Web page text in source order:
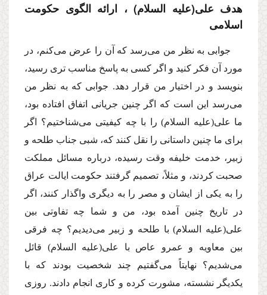
هدف على(علیه السلام) ، ارائه الگوى حكومت
اسلامى
جوابى به نظر من مى‌رسد كه آن را عرض مى‌كنم، در
مورد آن فكر كنید و اگر كسى به پاسخ مناسب ترى رسید،
بنویسد و در اختیار من قرار دهد. جوابى كه به نظر من
مى‌رسد این است كه اگر چنین جریانى اتفاق افتاده بود،
ما على(علیه السلام) را با چه كیفیتى مى‌شناختیم؟ اگر
براى ما چنین داستانى را نقل كنند كه، شبى جناب طلحه و
زبیر، خدمت خلیفه وقت رسیده، درباره مسائل مملكت
صحبت كردند، و مثلاً، تصمیم گرفتند حكومت ایالت عراق
را به یكى از ایشان و مصر را به دیگرى واگذار كنند، اگر
در تاریخ چنین آمده بود، من و شما چه تفاوتى بین
على(علیه السلام)با طلحه و زبیر مى‌دیدیم؟ چه فرقى
بین معاویه و عمرو عاص با على(علیه السلام) قائل
مى‌شدیم؟ نهایتاً مى‌گفتیم چند شخصیت بودند كه با
یكدیگر نشسته، مشورت كرده و كارى انجام دادند. روزى